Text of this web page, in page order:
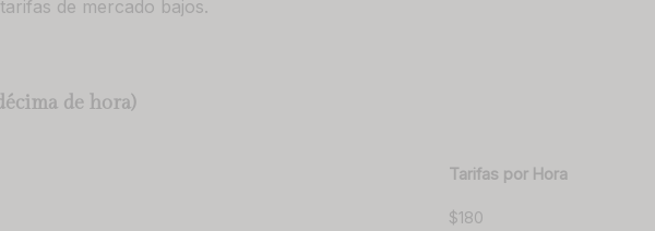
de mercado bajos.
de hora)
Tarifas por Hora
$180